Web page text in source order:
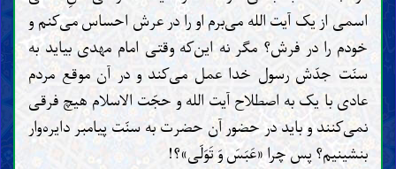
اسمی از یک آیت الله می‌برم او را در عرش احساس می‌کنم و
خودم را در فرش؟ مگر نه این‌که وقتی امام مهدی بیاید به
سنّت جدّش رسول خدا عمل می‌کند و در آن موقع مردم
عادی با یک به اصطلاح آیت الله و حجّت الاسلام هیچ فرقی
نمی‌کنند و باید در حضور آن حضرت به سنّت پیامبر دایره‌وار
بنشینیم؟ پس چرا «عَبَسَ وَ تَوَلّی»؟!